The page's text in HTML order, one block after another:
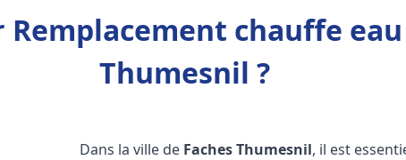
chauffe
Thumesnil ?
Dans la ville de Faches Thumesnil, il est